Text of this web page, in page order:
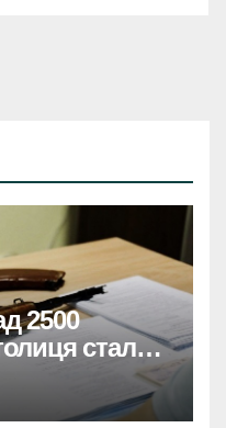
2500
стала